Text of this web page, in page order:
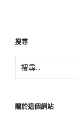
搜尋
尋
字:
關於這個網站